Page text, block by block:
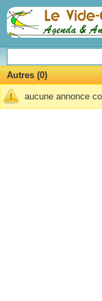
Autres (0)
aucune annonce